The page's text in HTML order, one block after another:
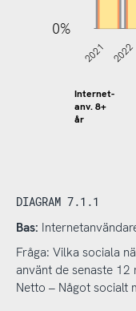
0%
Internet-
anv. 8+
år
2021 2022
DIAGRAM 7.1.1
Bas:
Fråga: Vilka sociala
använt de senaste
Netto – Något socialt